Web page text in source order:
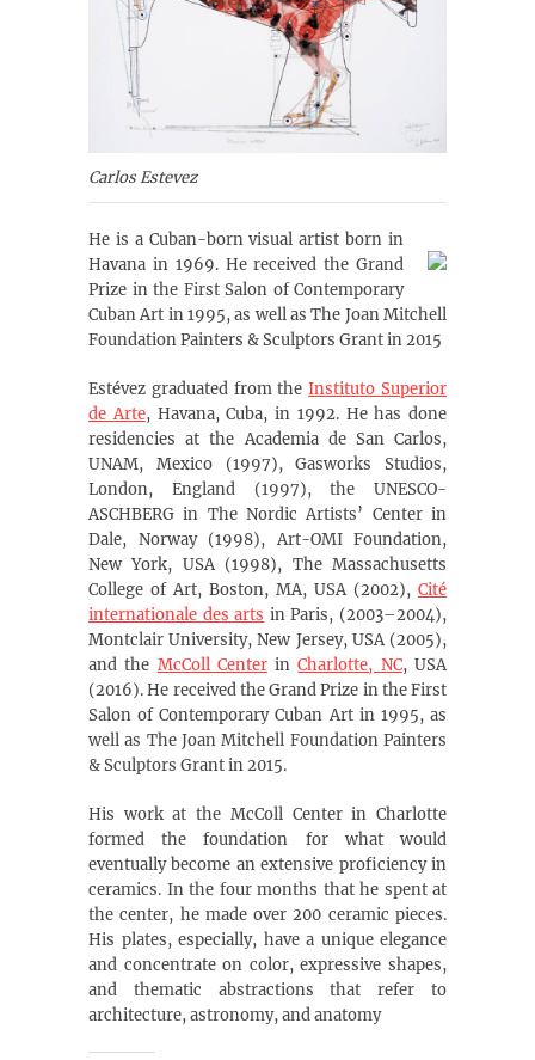
Carlos Estevez
He is a Cuban-born visual artist born in
Havana in 1969. He received the Grand
Prize in the First Salon of Contemporary
Cuban Art in 1995, as well as The Joan Mitchell
Foundation Painters & Sculptors Grant in 2015
Estévez graduated from theInstituto Superior
de Arte, Havana, Cuba, in 1992. He has done
residencies at the Academia de San Carlos,
UNAM, Mexico (1997), Gasworks Studios,
London, England (1997), the UNESCO-
ASCHBERG in The Nordic Artists’ Center in
Dale, Norway (1998), Art-OMI Foundation,
New York, USA (1998), The Massachusetts
College of Art, Boston, MA, USA (2002), Cité
internationale des arts in Paris, (2003–2004),
Montclair University, New Jersey, USA (2005),
and the McColl CenterinCharlotte, NC, USA
(2016). He received the Grand Prize in the First
Salon of Contemporary Cuban Art in 1995, as
well as The Joan Mitchell Foundation Painters
& Sculptors Grant in 2015.
His work at the McColl Center in Charlotte
formed the foundation for what would
eventually become an extensive proficiency in
ceramics. In the four months that he spent at
the center, he made over 200 ceramic pieces.
His plates, especially, have a unique elegance
and concentrate on color, expressive shapes,
and thematic abstractions that refer to
architecture, astronomy, and anatomy